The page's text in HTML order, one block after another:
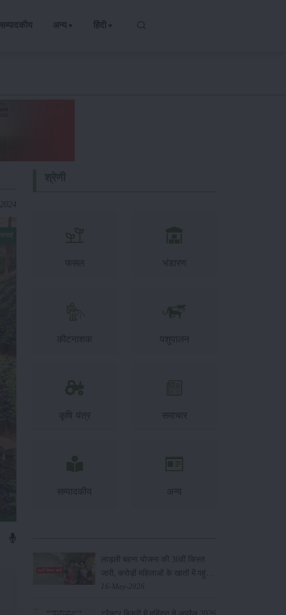
सम्पादकीय अन्य हिंदी
फसल भंडारण
कीटनाशक पशुपालन
कृषि यंत्र समाचार
सम्पादकीय अन्य
लाड़ली बहना योजना की 36वीं किस्त
जारी, करोड़ों महिलाओं के खातों में पहुंचे
1500 रुपये
16-May-2026